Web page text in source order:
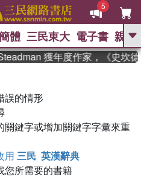
5
GO
一群喵 、
灣漫遊錄
時代 、 數學女孩：黎曼猜想 、
體 三民東大 電子書 親子
獲年度作家，《史坎
誤的情形
鍵字或增加關鍵字字彙來重
用 三民 英漢辭典
您所需要的書籍